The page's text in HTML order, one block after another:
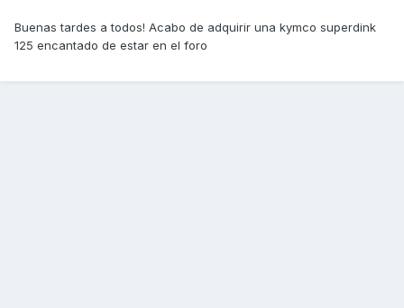
Buenas tardes a todos! Acabo de adquirir una kymco superdink
125 encantado de estar en el foro